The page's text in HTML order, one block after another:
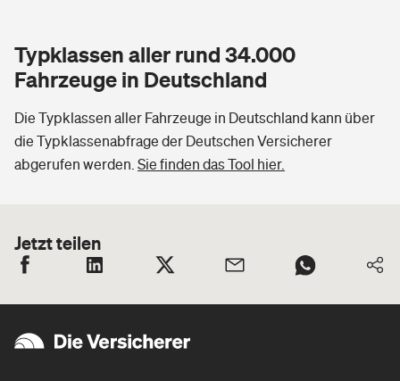
Typklassen aller rund 34.000
Fahrzeuge in Deutschland
Die Typklassen aller Fahrzeuge in Deutschland kann über
die Typklassenabfrage der Deutschen Versicherer
abgerufen werden. Sie finden das Tool hier.
Jetzt teilen